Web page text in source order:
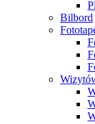
Bilbord